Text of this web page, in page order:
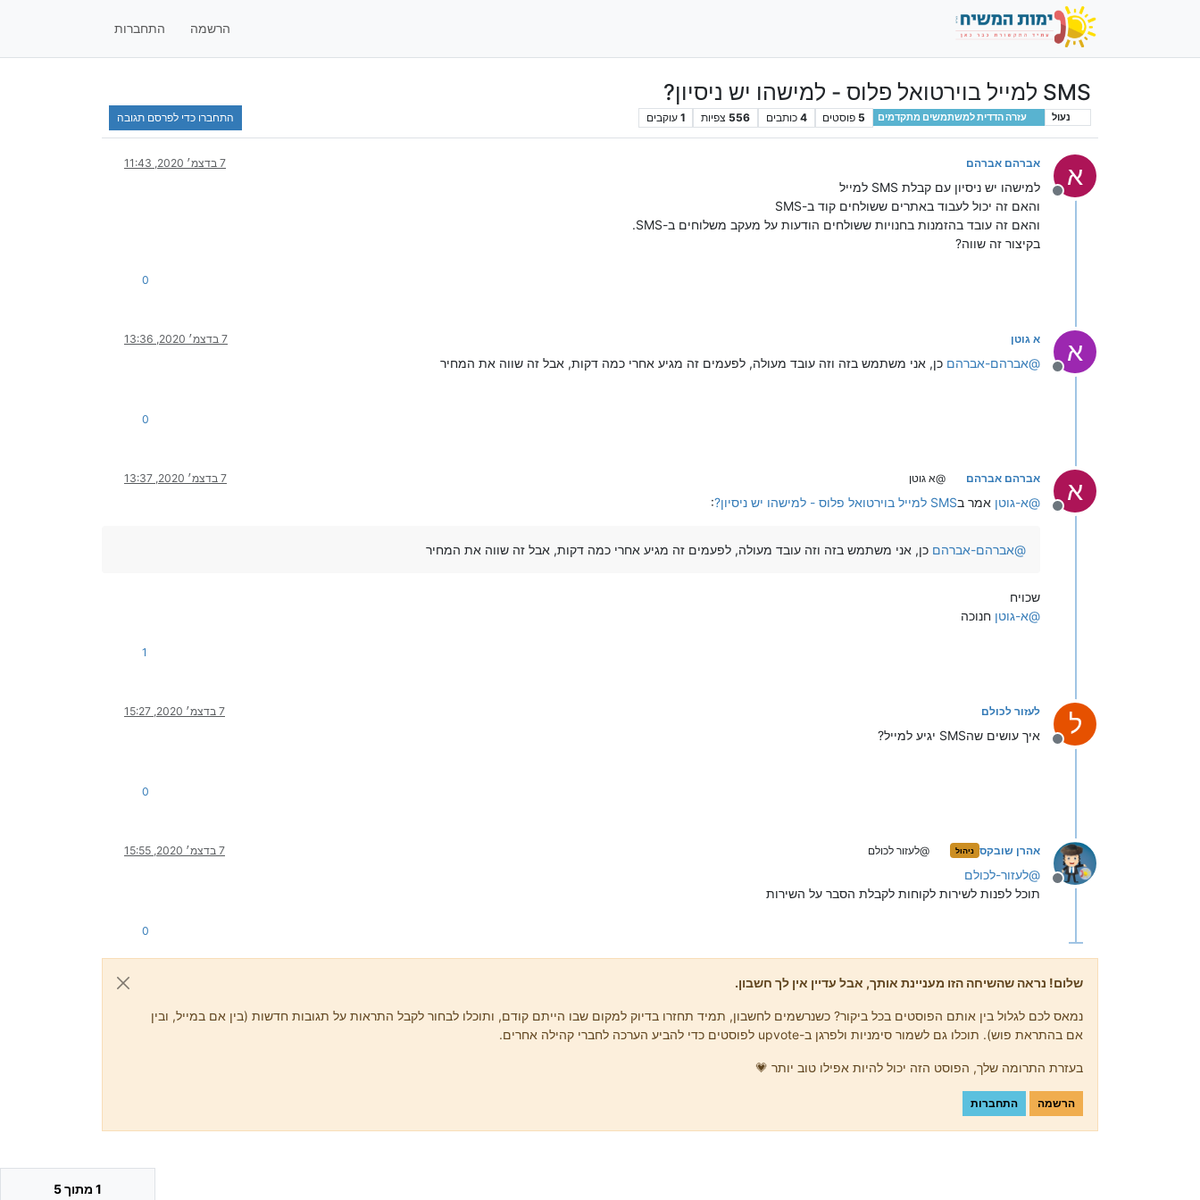
הרשמה התחברות
SMS למייל בוירטואל פלוס - למישהו יש ניסיון?
נעול עזרה הדדית למשתמשים מתקדמים 5 פוסטים 4 כותבים 556 צפיות 1 עוקבים התחברו כדי לפרסם תגובה
א
מנותק
אברהם אברהם 7 בדצמ׳ 2020, 11:43
למישהו יש ניסיון עם קבלת SMS למייל
והאם זה יכול לעבוד באתרים ששולחים קוד ב-SMS
והאם זה עובד בהזמנות בחנויות ששולחים הודעות על מעקב משלוחים ב-SMS.
בקיצור זה שווה?
0
א
מנותק
א גוטן 7 בדצמ׳ 2020, 13:36
@אברהם-אברהם כן, אני משתמש בזה וזה עובד מעולה, לפעמים זה מגיע אחרי כמה דקות, אבל זה שווה את המחיר
0
א
מנותק
אברהם אברהם @א גוטן 7 בדצמ׳ 2020, 13:37
@א-גוטן אמר בSMS למייל בוירטואל פלוס - למישהו יש ניסיון? :
@אברהם-אברהם כן, אני משתמש בזה וזה עובד מעולה, לפעמים זה מגיע אחרי כמה דקות, אבל זה שווה את המחיר
שכויח
@א-גוטן חנוכה
1
ל
מנותק
לעזור לכולם 7 בדצמ׳ 2020, 15:27
איך עושים שהSMS יגיע למייל?
0
מנותק
אהרן שובקס ניהול @לעזור לכולם 7 בדצמ׳ 2020, 15:55
@לעזור-לכולם
תוכל לפנות לשירות לקוחות לקבלת הסבר על השירות
0
שלום! נראה שהשיחה הזו מעניינת אותך, אבל עדיין אין לך חשבון.
נמאס לכם לגלול בין אותם הפוסטים בכל ביקור? כשנרשמים לחשבון, תמיד תחזרו בדיוק למקום שבו הייתם קודם, ותוכלו לבחור לקבל התראות על תגובות חדשות (בין אם במייל, ובין
אם בהתראת פוש). תוכלו גם לשמור סימניות ולפרגן ב-upvote לפוסטים כדי להביע הערכה לחברי קהילה אחרים.
בעזרת התרומה שלך, הפוסט הזה יכול להיות אפילו טוב יותר 💗
הרשמה התחברות
1 מתוך 5